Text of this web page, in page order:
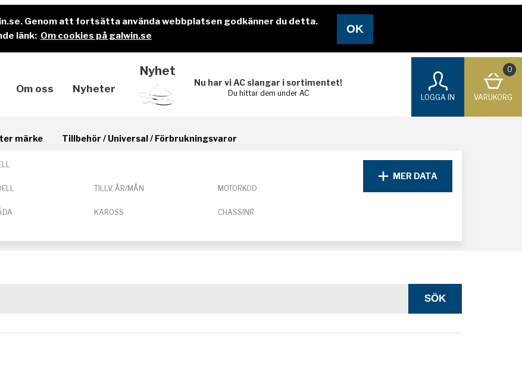
Genom att fortsätta använda webbplatsen godkänner du detta.
länk: Om cookies på galwin.se
Om oss Nyheter
Nyhet
Nu har vi AC slangar i sortimentet!
Du hittar dem under AC
LOGGA IN
0
VARUKORG
märke Tillbehör / Universal / Förbrukningsvaror
TILLV. ÅR/MÅN MOTORKOD
KAROSS CHASSINR
MER DATA